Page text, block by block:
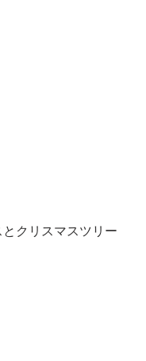
クリスマスツリー